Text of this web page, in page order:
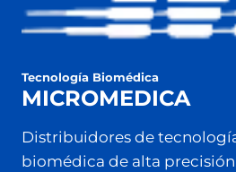
Tecnología Biomédica
MICROMEDICA
Distribuidores de
biomédica de alta